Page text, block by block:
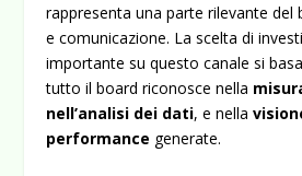
rappresenta una parte rilevante del
e comunicazione. La scelta di
importante su questo canale si
tutto il board riconosce nella
nell’analisi dei dati, e nella
performance generate.